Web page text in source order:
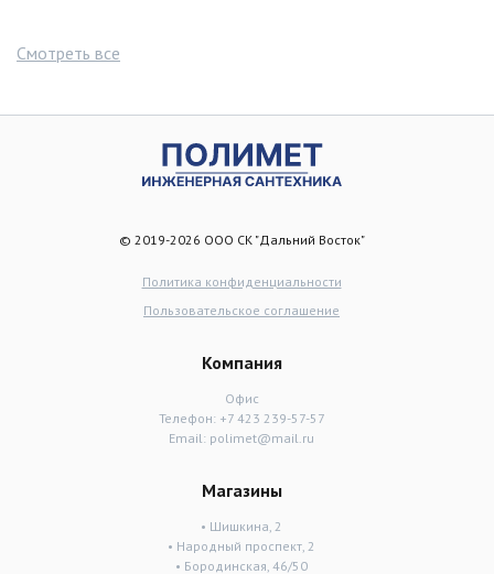
Смотреть все
© 2019-2026 ООО СК "Дальний Восток"
Политика конфиденциальности
Пользовательское соглашение
Компания
Офис
Телефон: +7 423 239-57-57
Email: polimet@mail.ru
Магазины
• Шишкина, 2
• Народный проспект, 2
• Бородинская, 46/50